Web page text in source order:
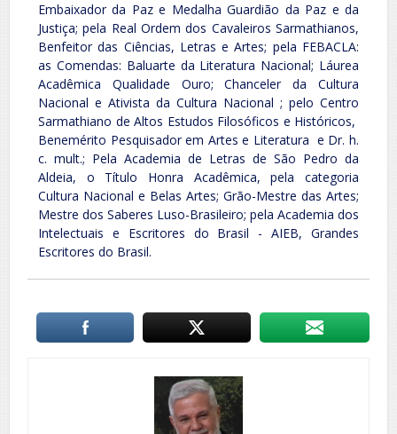
Embaixador da Paz e Medalha Guardião da Paz e da
Justiça; pela Real Ordem dos Cavaleiros Sarmathianos,
Benfeitor das Ciências, Letras e Artes; pela FEBACLA:
as Comendas: Baluarte da Literatura Nacional; Láurea
Acadêmica Qualidade Ouro; Chanceler da Cultura
Nacional e Ativista da Cultura Nacional ; pelo Centro
Sarmathiano de Altos Estudos Filosóficos e Históricos,
Benemérito Pesquisador em Artes e Literatura e Dr. h.
c. mult.; Pela Academia de Letras de São Pedro da
Aldeia, o Título Honra Acadêmica, pela categoria
Cultura Nacional e Belas Artes; Grão-Mestre das Artes;
Mestre dos Saberes Luso-Brasileiro; pela Academia dos
Intelectuais e Escritores do Brasil - AIEB, Grandes
Escritores do Brasil.